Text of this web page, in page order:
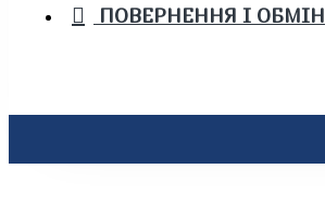
ПОВЕРНЕННЯ І ОБМІН